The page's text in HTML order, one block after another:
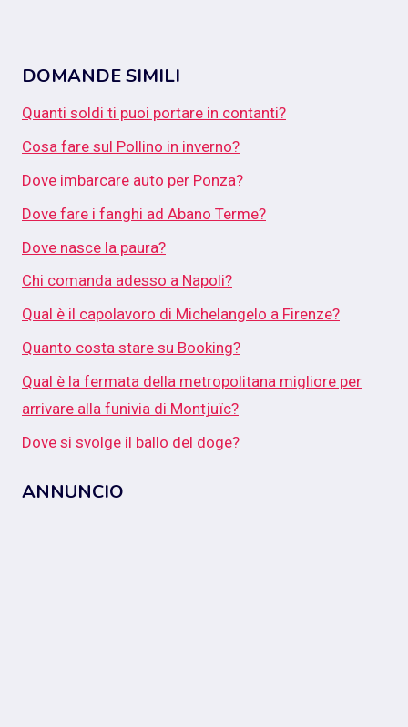
DOMANDE SIMILI
Quanti soldi ti puoi portare in contanti?
Cosa fare sul Pollino in inverno?
Dove imbarcare auto per Ponza?
Dove fare i fanghi ad Abano Terme?
Dove nasce la paura?
Chi comanda adesso a Napoli?
Qual è il capolavoro di Michelangelo a Firenze?
Quanto costa stare su Booking?
Qual è la fermata della metropolitana migliore per
arrivare alla funivia di Montjuïc?
Dove si svolge il ballo del doge?
ANNUNCIO